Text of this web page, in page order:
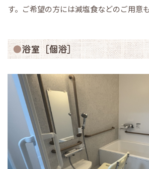
す。ご希望の方には減塩食などのご用意も
浴室［個浴］